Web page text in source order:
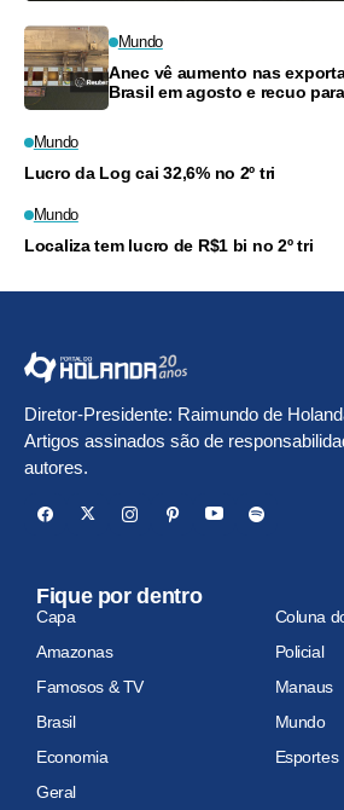
Mundo
Anec vê aumento nas
Brasil em agosto e recuo
Mundo
Lucro da Log cai 32,6% no 2º tri
Mundo
Localiza tem lucro de R$1 bi no 2º tri
Diretor-Presidente: Raimundo de
Artigos assinados são de
autores.
Fique por dentro
Capa
Coluna
Amazonas
Policial
Famosos & TV
Manaus
Brasil
Mundo
Economia
Esportes
Geral